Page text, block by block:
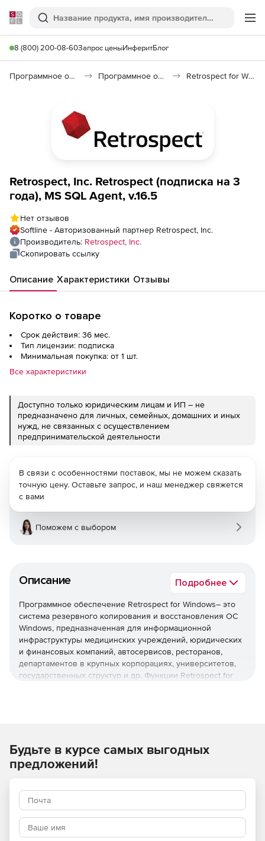
Softline
Поиск
8 (800) 200-08-60Запрос ценыИнферитБлог
Программное обеспечение для работы с файлами и дисками Программное обеспечение для резервного копирования Retrospect for Windows
Retrospect, Inc. Retrospect (подписка на 3
года), MS SQL Agent, v.16.5
Нет отзывов
Softline - Авторизованный партнер Retrospect, Inc.
Производитель: Retrospect, Inc.
Скопировать ссылку
Описание Характеристики Отзывы
Коротко о товаре
Срок действия: 36 мес.
Тип лицензии: подписка
Минимальная покупка: от 1 шт.
Все характеристики
Доступно только юридическим лицам и ИП – не
предназначено для личных, семейных, домашних и иных
нужд, не связанных с осуществлением
предпринимательской деятельности
Описание Подробнее
Программное обеспечение Retrospect for Windows– это
система резервного копирования и восстановления ОС
Windows, предназначенная для информационной
инфраструктуры медицинских учреждений, юридических
и финансовых компаний, автосервисов, ресторанов,
департаментов в крупных корпорациях, университетов,
государственных структур и др. Функции Retrospect for
платформе iOS) резервированием множества серверов и
восстановления системы по запросу конечных
пользователей. Поставка Retrospect for Windows
клиентов – организациям не нужно специально выделять
сотрудников для управления данным решением.
В связи с особенностями поставок, мы не можем сказать
точную цену. Оставьте запрос, и наш менеджер свяжется
с вами
Поможем с выбором
Будьте в курсе самых выгодных
предложений!